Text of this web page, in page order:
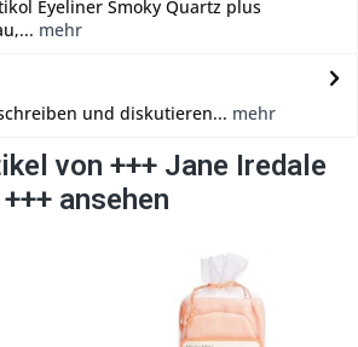
Eyeliner Smoky Quartz plus
mehr
und diskutieren... mehr
von +++ Jane Iredale
+++ ansehen